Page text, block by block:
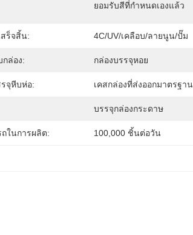
ยอมรับสีที่กำหนดเองแล้ว
ร็จสิ้น: 4C/UV/เคลือบ/ลายนูน/ปั๊ม
ล่อง: กล่องบรรจุหอย
จุหีบห่อ: เคสกล่องที่ส่งออกมาตรฐาน
บรรจุกล่องกระดาษ
ในการผลิต: 100,000 ชิ้นต่อวัน